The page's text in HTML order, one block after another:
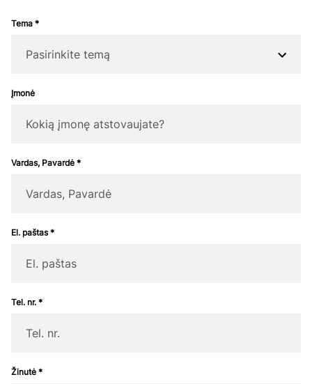
Tema *
Įmonė
Vardas, Pavardė *
El. paštas *
Tel. nr. *
Žinutė *